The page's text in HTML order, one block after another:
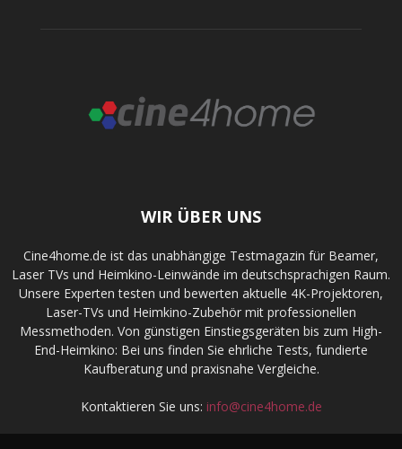
WIR ÜBER UNS
Cine4home.de ist das unabhängige Testmagazin für Beamer,
Laser TVs und Heimkino-Leinwände im deutschsprachigen Raum.
Unsere Experten testen und bewerten aktuelle 4K-Projektoren,
Laser-TVs und Heimkino-Zubehör mit professionellen
Messmethoden. Von günstigen Einstiegsgeräten bis zum High-
End-Heimkino: Bei uns finden Sie ehrliche Tests, fundierte
Kaufberatung und praxisnahe Vergleiche.
Kontaktieren Sie uns: info@cine4home.de